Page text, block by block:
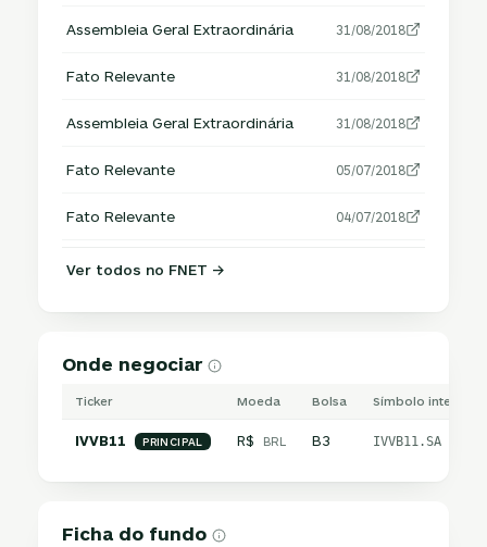
Assembleia Geral Extraordinária 31/08/2018
Fato Relevante 31/08/2018
Assembleia Geral Extraordinária 31/08/2018
Fato Relevante 05/07/2018
Fato Relevante 04/07/2018
Ver todos no FNET →
Onde negociar
Ticker Moeda Bolsa Símbolo
IVVB11 PRINCIPAL R$ BRL B3 IVVB11.SA
Ficha do fundo